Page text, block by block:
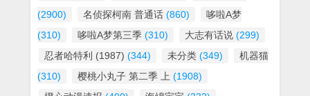
(2900)
名侦探柯南 普通话 (860)
哆啦A梦
(310)
哆啦A梦第三季 (310) 大志有话说 (299)
忍者哈特利 (1987) (344) 未分类 (349)
机器猫
(310)
樱桃小丸子 第二季 上 (1908)